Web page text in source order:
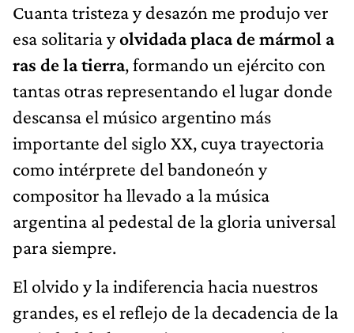
Cuanta tristeza y desazón me produjo ver
esa solitaria yolvidada placa de mármol a
ras de la tierra, formando un ejército con
tantas otras representando el lugar donde
descansa el músico argentino más
importante del siglo XX, cuya trayectoria
como intérprete del bandoneón y
compositor ha llevado a la música
argentina al pedestal de la gloria universal
para siempre.
El olvido y la indiferencia hacia nuestros
grandes, es el reflejo de la decadencia de la